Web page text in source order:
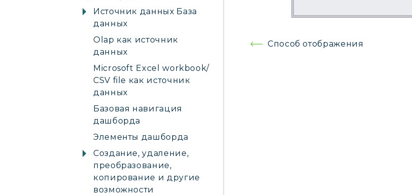
Навигация
Способ отображения
Источник данных База
данных
Olap как источник
данных
Microsoft Excel workbook/
CSV file как источник
данных
Базовая навигация
дашборда
Элементы дашборда
Создание, удаление,
преобразование,
копирование и другие
возможности